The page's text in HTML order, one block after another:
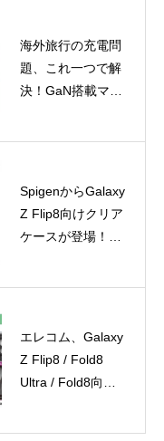
も
海外旅行の充電問
題、これ一つで解
決！GaN搭載マル
SpigenからGalaxy
Z Flip8向けクリア
ケースが登場！
エレコム、Galaxy
Z Flip8 / Fold8
Ultra / Fold8向け